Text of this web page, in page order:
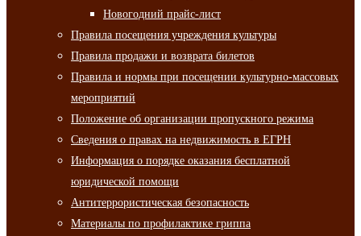
Новогодний прайс-лист
Правила посещения учреждения культуры
Правила продажи и возврата билетов
Правила и нормы при посещении культурно-массовых
мероприятий
Положение об организации пропускного режима
Сведения о правах на недвижимость в ЕГРН
Информация о порядке оказания бесплатной
юридической помощи
Антитеррористическая безопасность
Материалы по профилактике гриппа